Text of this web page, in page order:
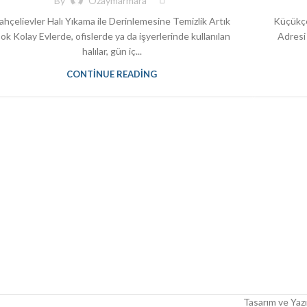
Halı Yıkama ile Derinlemesine Temizlik Artık
Kolay Evlerde, ofislerde ya da işyerlerinde kullanılan
halılar, gün iç...
CONTINUE READING
Adresi
Tasarım ve